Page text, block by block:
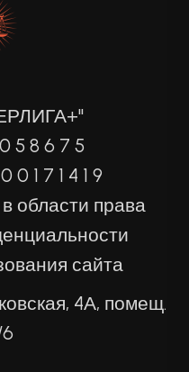
5 8 6 7 5
0 1 7 1 4 1 9
области права
сайта
4А, помещ.